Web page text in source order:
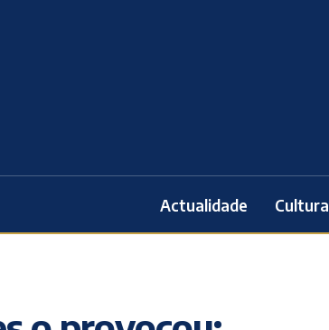
Actualidade Cultura